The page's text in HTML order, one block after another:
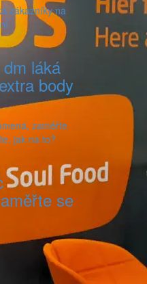
láká
body
se